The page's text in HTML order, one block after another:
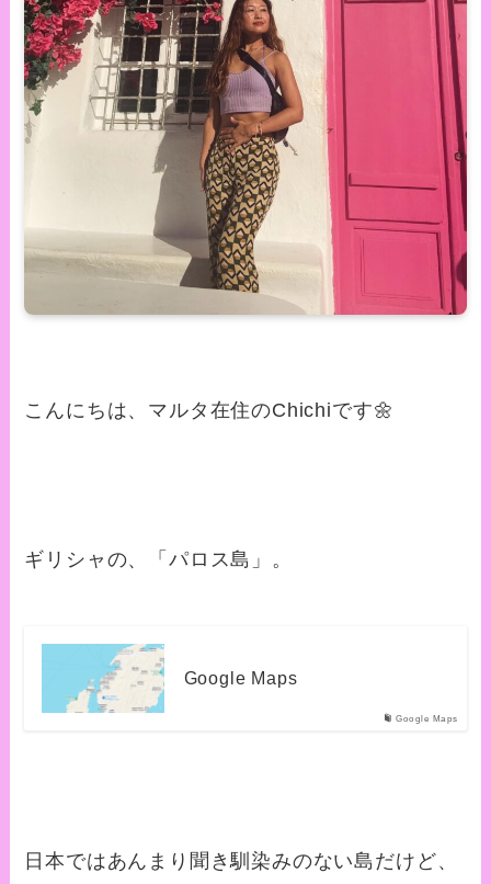
こんにちは、マルタ在住のChichiです🌼
ギリシャの、「パロス島」。
Google Maps
Google Maps
日本ではあんまり聞き馴染みのない島だけど、